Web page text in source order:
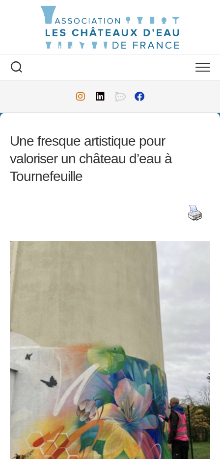
Une fresque artistique pour
valoriser un château d’eau à
Tournefeuille